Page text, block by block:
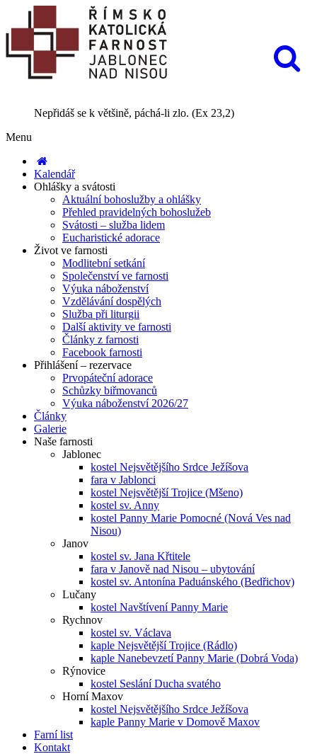
Nepřidáš se k většině, páchá-li zlo. (Ex 23,2)
Menu
Kalendář
Ohlášky a svátosti
Aktuální bohoslužby a ohlášky
Přehled pravidelných bohoslužeb
Svátosti – služba lidem
Eucharistické adorace
Život ve farnosti
Modlitební setkání
Společenství ve farnosti
Výuka náboženství
Vzdělávání dospělých
Služba při liturgii
Další aktivity ve farnosti
Články z farnosti
Facebook farnosti
Přihlášení – rezervace
Prvopáteční adorace
Schůzky biřmovanců
Výuka náboženství 2026/27
Články
Galerie
Naše farnosti
Jablonec
kostel Nejsvětějšího Srdce Ježíšova
fara v Jablonci
kostel Nejsvětější Trojice (Mšeno)
kostel sv. Anny
kostel Panny Marie Pomocné (Nová Ves nad
Nisou)
Janov
kostel sv. Jana Křtitele
fara v Janově nad Nisou – ubytování
kostel sv. Antonína Paduánského (Bedřichov)
Lučany
kostel Navštívení Panny Marie
Rychnov
kostel sv. Václava
kaple Nejsvětější Trojice (Rádlo)
kaple Nanebevzetí Panny Marie (Dobrá Voda)
Rýnovice
kostel Seslání Ducha svatého
Horní Maxov
kostel Nejsvětějšího Srdce Ježíšova
kaple Panny Marie v Domově Maxov
Farní list
Kontakt